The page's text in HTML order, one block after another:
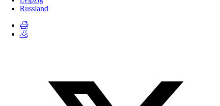
Russland